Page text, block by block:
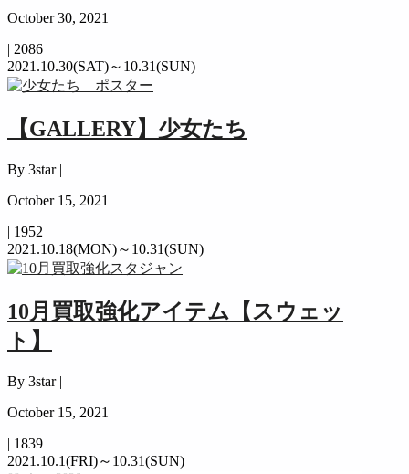
October 30, 2021
| 2086
2021.10.30(SAT)～10.31(SUN)
【GALLERY】少女たち
By 3star |
October 15, 2021
| 1952
2021.10.18(MON)～10.31(SUN)
10月買取強化アイテム【スウェッ
ト】
By 3star |
October 15, 2021
| 1839
2021.10.1(FRI)～10.31(SUN)